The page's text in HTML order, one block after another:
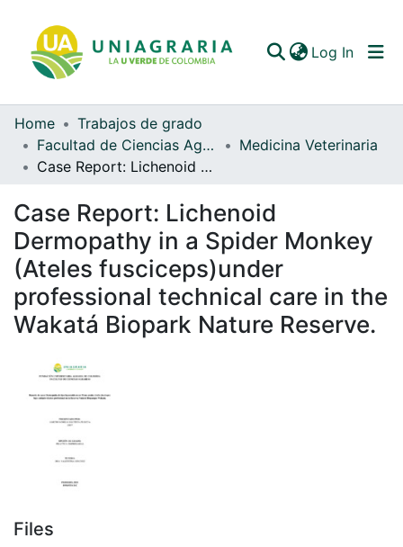
Log In
Communities & Collections
All of DSpace
Statistics
Home
Trabajos de grado
Facultad de Ciencias Agrarias
Medicina Veterinaria
Case Report: Lichenoid Dermopathy in a Spider Monkey (Ateles fusciceps)under professional technical care in the Wakatá Biopark Nature Reserve.
Case Report: Lichenoid
Dermopathy in a Spider Monkey
(Ateles fusciceps)under
professional technical care in the
Wakatá Biopark Nature Reserve.
Files